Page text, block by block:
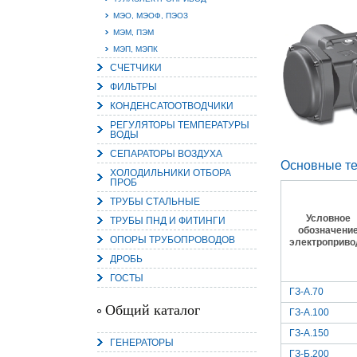
МЭО, МЭОФ, ПЭОЗ
МЭМ, ПЭМ
МЭП, МЭПК
СЧЕТЧИКИ
ФИЛЬТРЫ
КОНДЕНСАТООТВОДЧИКИ
РЕГУЛЯТОРЫ ТЕМПЕРАТУРЫ
ВОДЫ
СЕПАРАТОРЫ ВОЗДУХА
ХОЛОДИЛЬНИКИ ОТБОРА
ПРОБ
ТРУБЫ СТАЛЬНЫЕ
ТРУБЫ ПНД И ФИТИНГИ
ОПОРЫ ТРУБОПРОВОДОВ
ДРОБЬ
ГОСТЫ
Общий каталог
ГЕНЕРАТОРЫ
Основные
Условное
ГЗ-А.70
ГЗ-А.100
ГЗ-А.150
ГЗ-Б.200